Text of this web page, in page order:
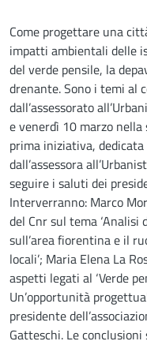
Descrizione
Come progettare una
impatti ambientali delle
del verde pensile, la
drenante. Sono i temi al
dall’assessorato
e venerdì 10 marzo nella
prima iniziativa,
dall’assessora
seguire i saluti dei
Interverranno: Marco
del Cnr sul tema
sull’area fiorentina e il
locali’; Maria Elena La
aspetti legati al ‘Verde
Un’opportunità
presidente
Gatteschi. Le